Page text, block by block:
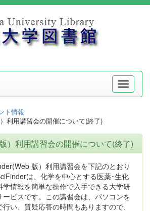
メ
ニ
ト情報
利用講習会の開催について(終了)
）利用講習会の開催について(終了)
版）利用講習会を下記のとおり
は、化学を中心とする医薬･生化
学情報を簡単な操作で入手できる大学研
ービスです。この講習会は、パソコンを
い、質疑応答の時間もありますので、